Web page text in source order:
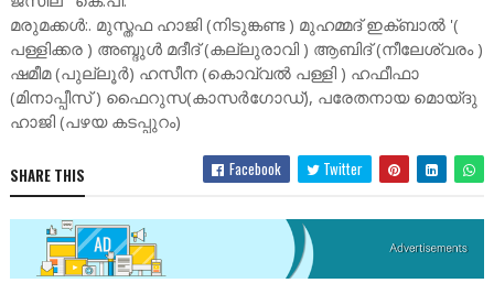
മരുമക്കൾ:. മുസ്തഫ ഹാജി (നിടുങ്കണ്ട ) മുഹമ്മദ് ഇക്ബാൽ '(
പള്ളിക്കര ) അബ്ദുൾ മദീദ് (കല്ലുരാവി ) ആബിദ് (നീലേശ്വരം )
ഷമീമ (പുല്ലൂർ) ഹസീന (കൊവ്വൽ പള്ളി ) ഹഫീഫാ
(മിനാപ്പീസ് ) ഫൈറുസ(കാസർഗോഡ്), പരേതനായ മൊയ്ദു
ഹാജി (പഴയ കടപ്പുറം)
SHARE THIS Facebook Twitter